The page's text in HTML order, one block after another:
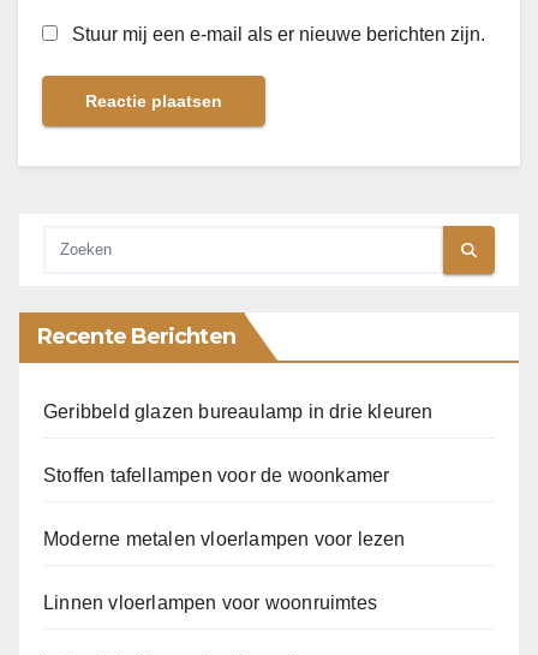
Stuur mij een e-mail als er nieuwe berichten zijn.
Recente Berichten
Geribbeld glazen bureaulamp in drie kleuren
Stoffen tafellampen voor de woonkamer
Moderne metalen vloerlampen voor lezen
Linnen vloerlampen voor woonruimtes